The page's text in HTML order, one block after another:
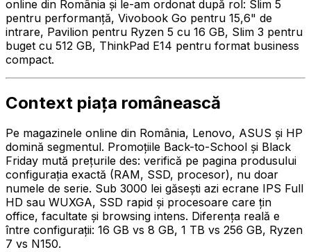
online din România și le-am ordonat după rol: Slim 5
pentru performanță, Vivobook Go pentru 15,6" de
intrare, Pavilion pentru Ryzen 5 cu 16 GB, Slim 3 pentru
buget cu 512 GB, ThinkPad E14 pentru format business
compact.
Context piața românească
Pe magazinele online din România, Lenovo, ASUS și HP
domină segmentul. Promoțiile Back-to-School și Black
Friday mută prețurile des: verifică pe pagina produsului
configurația exactă (RAM, SSD, procesor), nu doar
numele de serie. Sub 3000 lei găsești azi ecrane IPS Full
HD sau WUXGA, SSD rapid și procesoare care țin
office, facultate și browsing intens. Diferența reală e
între configurații: 16 GB vs 8 GB, 1 TB vs 256 GB, Ryzen
7 vs N150.